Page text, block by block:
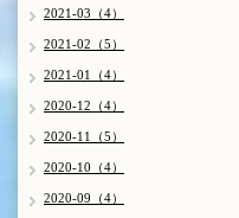
2021-03（4）
2021-02（5）
2021-01（4）
2020-12（4）
2020-11（5）
2020-10（4）
2020-09（4）